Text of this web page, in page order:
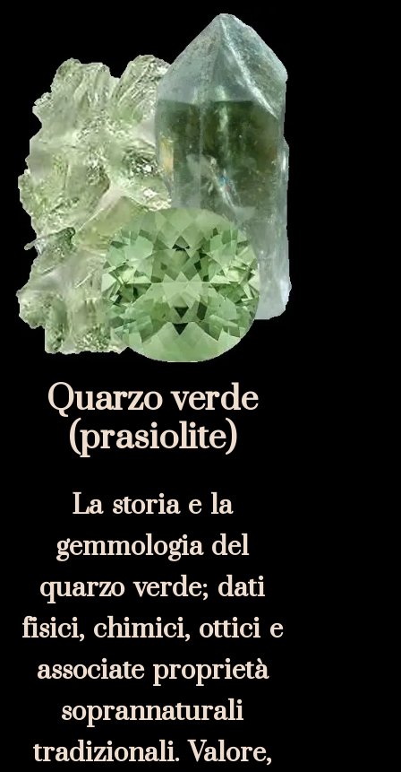
Quarzo verde
(prasiolite)
La storia e la
gemmologia del
quarzo verde; dati
fisici, chimici, ottici e
associate proprietà
soprannaturali
tradizionali. Valore,